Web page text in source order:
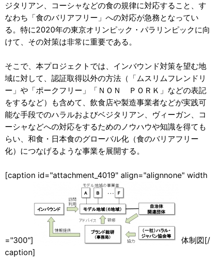
ジタリアン、コーシャなどの食の規律に対応すること、す
なわち「食のバリアフリー」への対応が急務となってい
る。特に2020年の東京オリンピック・パラリンピックに向
けて、その対策は非常に重要である。
そこで、本プロジェクトでは、インバウンド対策を望む地
域に対して、認証取得以外の方法（「ムスリムフレンドリ
ー」や「ポークフリー」「ＮＯＮ ＰＯＲＫ」などの表記
をするなど）も含めて、飲食店や製造事業者などが実践可
能な手段でのハラルおよびベジタリアン、ヴィーガン、コ
ーシャなどへの対応をするためのノウハウや知識を得ても
らい、和食・日本食のグローバル化（食のバリアフリー
化）につなげるような事業を展開する。
[caption id="attachment_4019" align="alignnone" width
="300"]
体制図[/
caption]